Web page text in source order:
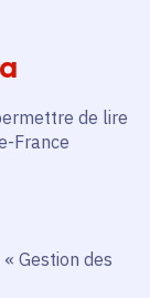
de lire
France
Gestion des